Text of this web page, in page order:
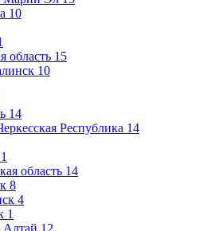
10
область 15
10
14
Республика 14
1
область 14
8
4
1
Алтай 12